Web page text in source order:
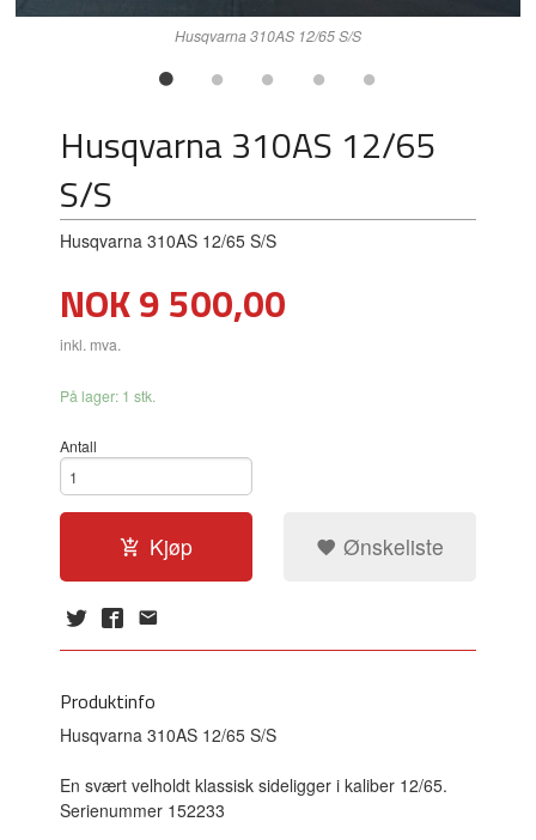
Husqvarna 310AS 12/65 S/S
Husqvarna 310AS 12/65
S/S
Husqvarna 310AS 12/65 S/S
Pris
NOK9 500,00
inkl. mva.
På lager: 1 stk.
Antall
Kjøp Ønskeliste
Produktinfo
Husqvarna 310AS 12/65 S/S
En svært velholdt klassisk sideligger i kaliber 12/65.
Serienummer 152233